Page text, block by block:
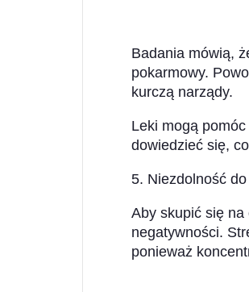
Badania mówią,
pokarmowy.
kurczą narządy.
Leki mogą
dowiedzieć się,
5. Niezdolność
Aby skupić się na
negatywności.
ponieważ